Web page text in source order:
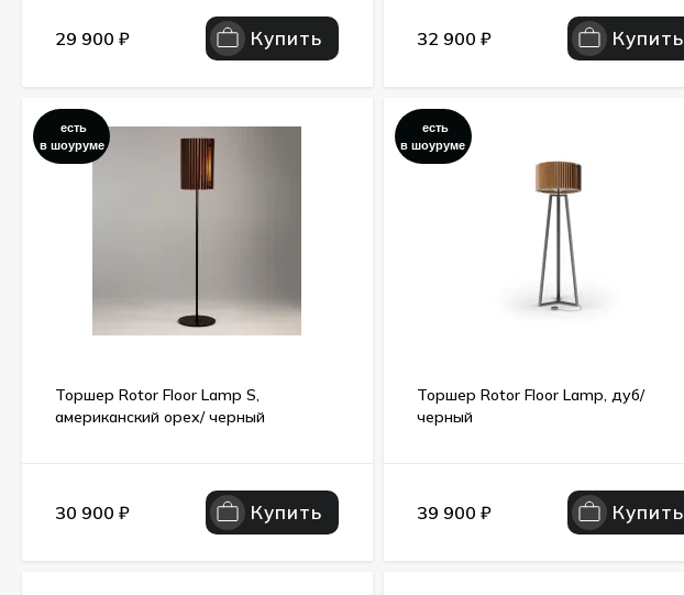
29 900 ₽ Купить 32 900 ₽ Купить
есть
в шоуруме
Торшер Rotor Floor Lamp S,
американский орех/ черный
30 900 ₽ Купить
есть
в шоуруме
Торшер Rotor Floor Lamp, дуб/
черный
39 900 ₽ Купить